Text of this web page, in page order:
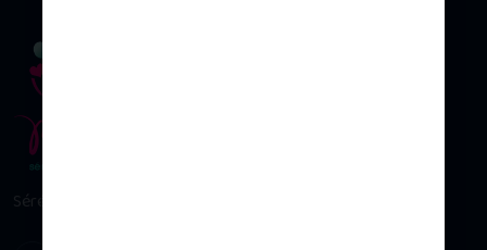
Sérénité & plaisir d’allaiter